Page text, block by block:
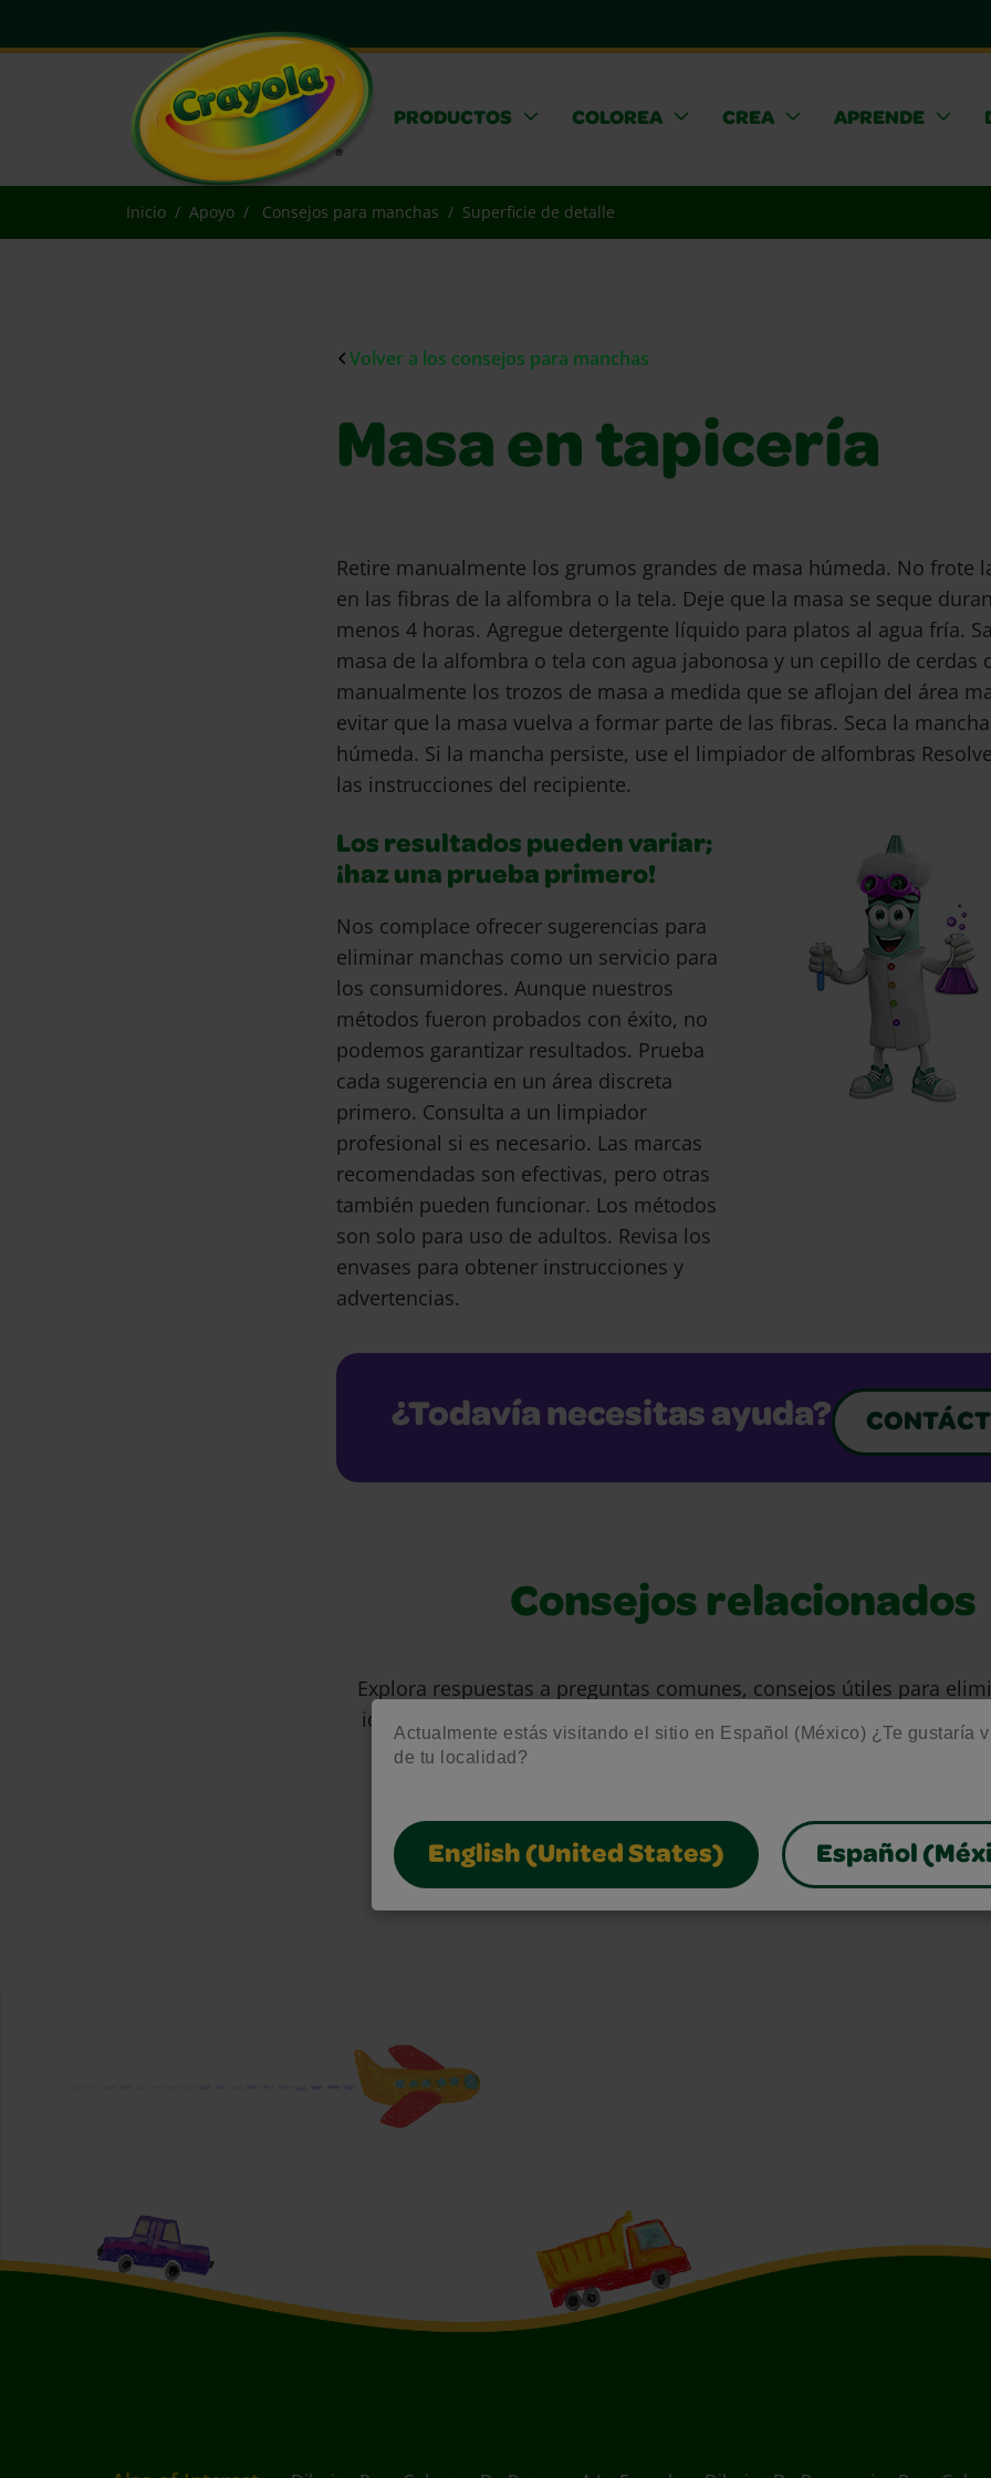
Actualmente estás visitando el sitio en Español (México) ¿Te gustaría
de tu localidad?
English (United States) Español
PRODUCTOS COLOREA CREA APRENDE
Inicio Apoyo Consejos para manchas Superficie de detalle
Volver a los consejos para manchas
Masa en tapicería
Retire manualmente los grumos grandes de masa húmeda. No frote
en las fibras de la alfombra o la tela. Deje que la masa se seque
menos 4 horas. Agregue detergente líquido para platos al agua fría.
masa de la alfombra o tela con agua jabonosa y un cepillo de cerdas
manualmente los trozos de masa a medida que se aflojan del área
evitar que la masa vuelva a formar parte de las fibras. Seca la
húmeda. Si la mancha persiste, use el limpiador de alfombras
las instrucciones del recipiente.
Los resultados pueden variar;
¡haz una prueba primero!
Nos complace ofrecer sugerencias para
eliminar manchas como un servicio para
los consumidores. Aunque nuestros
métodos fueron probados con éxito, no
podemos garantizar resultados. Prueba
cada sugerencia en un área discreta
primero. Consulta a un limpiador
profesional si es necesario. Las marcas
recomendadas son efectivas, pero otras
también pueden funcionar. Los métodos
son solo para uso de adultos. Revisa los
envases para obtener instrucciones y
advertencias.
¿Todavía necesitas ayuda?
Consejos relacionados
Explora respuestas a preguntas comunes, consejos útiles para
ideas creativas para aprovechar al máximo nuestros materiales de
gratuitos.